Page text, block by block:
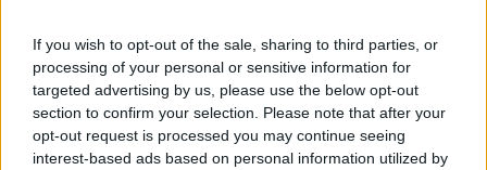
If you wish to opt-out of the sale, sharing to third parties, or
processing of your personal or sensitive information for
targeted advertising by us, please use the below opt-out
section to confirm your selection. Please note that after your
opt-out request is processed you may continue seeing
interest-based ads based on personal information utilized by
shtetas të huaj, dyshime për
qëndrim të parregullt